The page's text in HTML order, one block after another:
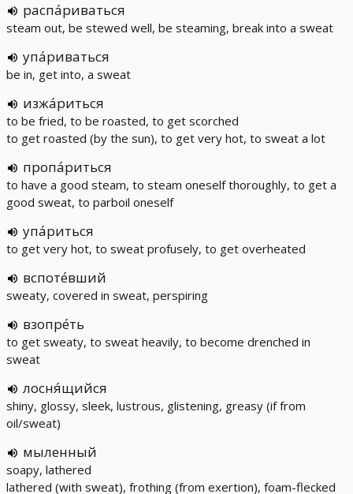
распа́риваться
steam out, be stewed well, be steaming, break into a sweat
упа́риваться
be in, get into, a sweat
изжа́риться
to be fried, to be roasted, to get scorched
to get roasted (by the sun), to get very hot, to sweat a lot
пропа́риться
to have a good steam, to steam oneself thoroughly, to get a
good sweat, to parboil oneself
упа́риться
to get very hot, to sweat profusely, to get overheated
вспоте́вший
sweaty, covered in sweat, perspiring
взопре́ть
to get sweaty, to sweat heavily, to become drenched in
sweat
лосня́щийся
shiny, glossy, sleek, lustrous, glistening, greasy (if from
oil/sweat)
мыленный
soapy, lathered
lathered (with sweat), frothing (from exertion), foam-flecked